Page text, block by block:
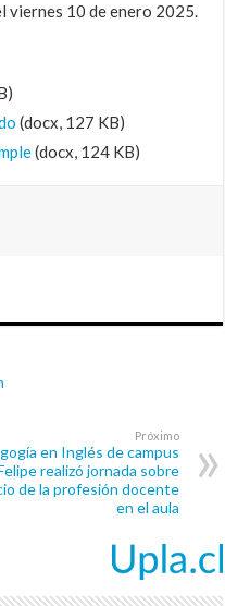
viernes 10 de enero 2025.
(docx, 127 KB)
(docx, 124 KB)
Próximo
en Inglés de campus
realizó jornada sobre
de la profesión docente
en el aula